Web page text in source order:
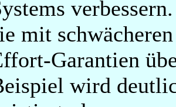
mit
Garantien
wird